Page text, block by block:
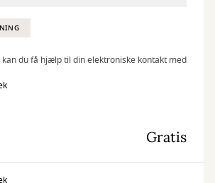
du få hjælp til din elektroniske kontakt med
Gratis